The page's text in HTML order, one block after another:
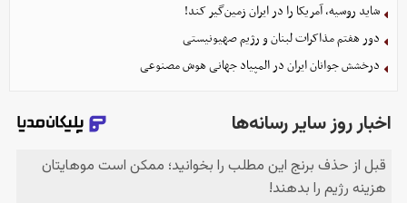
شاید روسیه، آمریکا را در ایران زمین‌گیر کند!
دور هفتم مذاکرات لبنان و رژیم صهیونیستی
درخشش جوانان ایران در المپیاد جهانی هوش مصنوعی